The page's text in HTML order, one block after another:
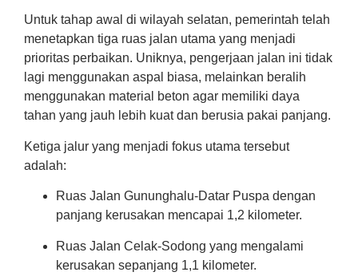
Untuk tahap awal di wilayah selatan, pemerintah telah
menetapkan tiga ruas jalan utama yang menjadi
prioritas perbaikan. Uniknya, pengerjaan jalan ini tidak
lagi menggunakan aspal biasa, melainkan beralih
menggunakan material beton agar memiliki daya
tahan yang jauh lebih kuat dan berusia pakai panjang.
Ketiga jalur yang menjadi fokus utama tersebut
adalah:
Ruas Jalan Gununghalu-Datar Puspa dengan
panjang kerusakan mencapai 1,2 kilometer.
Ruas Jalan Celak-Sodong yang mengalami
kerusakan sepanjang 1,1 kilometer.